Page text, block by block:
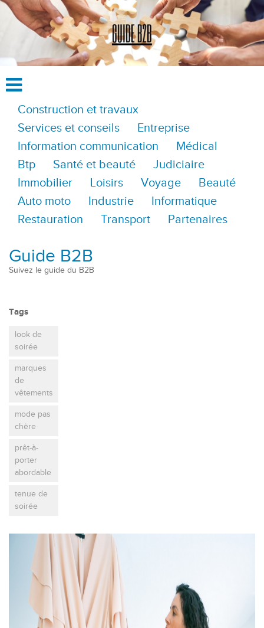
Construction et travaux
Services et conseils
Entreprise
Information communication
Médical
Btp
Santé et beauté
Judiciaire
Immobilier
Loisirs Voyage
Beauté
Auto moto
Industrie
Informatique
Restauration
Transport Partenaires
Guide B2B
Suivez le guide du B2B
Tags
look de
soirée
marques
de
vêtements
mode pas
chère
prêt-à-
porter
abordable
tenue de
soirée